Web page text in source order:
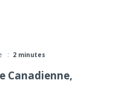
: 2 minutes
Canadienne,